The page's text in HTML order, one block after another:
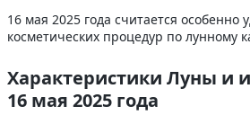
16 мая 2025 года считается
косметических процедур по лунному
Характеристики Луны и
16 мая 2025 года